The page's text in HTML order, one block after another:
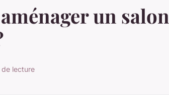
un salon
de lecture